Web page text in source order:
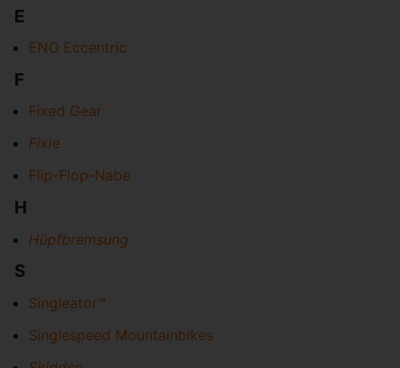
E
ENO Eccentric
F
Fixed Gear
Fixie
Flip-Flop-Nabe
H
Hüpfbremsung
S
Singleator™
Singlespeed Mountainbikes